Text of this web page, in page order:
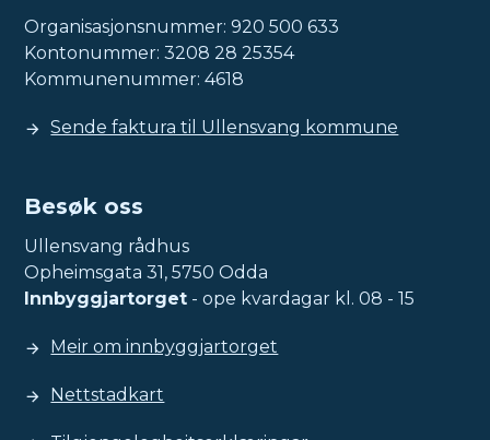
Organisasjonsnummer: 920 500 633
Kontonummer: 3208 28 25354
Kommunenummer: 4618
Sende faktura til Ullensvang kommune
Besøk oss
Ullensvang rådhus
Opheimsgata 31, 5750 Odda
Innbyggjartorget - ope kvardagar kl. 08 - 15
Meir om innbyggjartorget
Nettstadkart